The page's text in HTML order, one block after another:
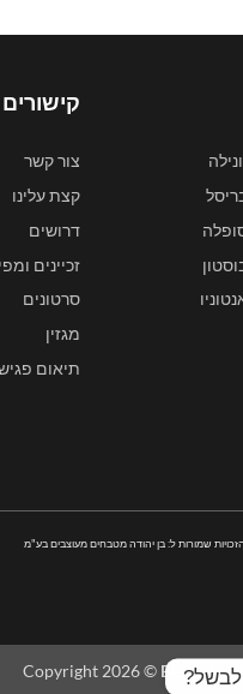
צור קשר
קצת עלינו
דרושים
זכיינים
סרטונים
מגזין
תיאום
Copyright 2026 © BEN-